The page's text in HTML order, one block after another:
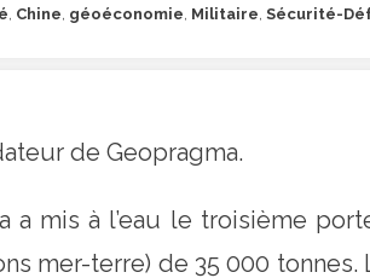
Chine géoéconomie Militaire Sécurité-
de Geopragma.
a mis à l’eau le troisième
mer-terre) de 35 000